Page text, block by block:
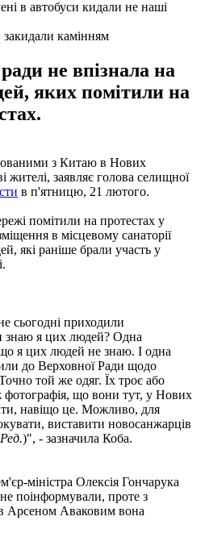
камінням
не впізнала на
яких помітили на
з Китаю в Нових
жителі, заявляє голова селищної
в п'ятницю, 21 лютого.
помітили на протестах у
в місцевому санаторії
які раніше брали участь у
сьогодні приходили
знаю я цих людей? Одна
я цих людей не знаю. І одна
до Верховної Ради щодо
той же одяг. Їх троє або
фотографія, що вони тут, у Нових
навіщо це. Можливо, для
виставити новосанжарців
)", - зазначила Коба.
міністра Олексія Гончарука
не поінформували, проте з
Арсеном Аваковим вона